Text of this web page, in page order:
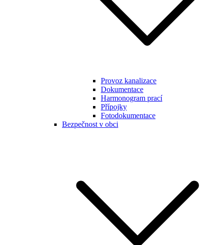
Provoz kanalizace
Dokumentace
Harmonogram prací
Přípojky
Fotodokumentace
Bezpečnost v obci